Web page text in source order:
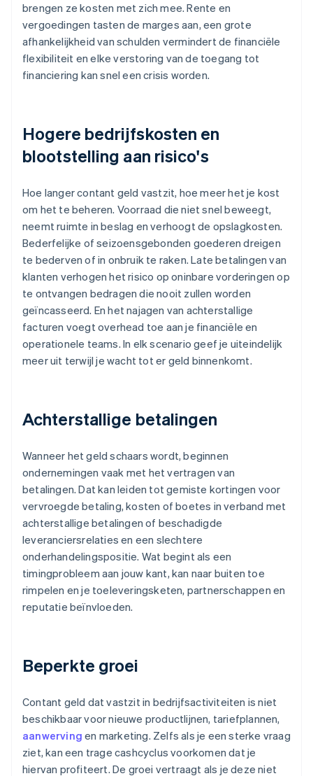
brengen ze kosten met zich mee. Rente en
vergoedingen tasten de marges aan, een grote
afhankelijkheid van schulden vermindert de financiële
flexibiliteit en elke verstoring van de toegang tot
financiering kan snel een crisis worden.
Hogere bedrijfskosten en
blootstelling aan risico's
Hoe langer contant geld vastzit, hoe meer het je kost
om het te beheren. Voorraad die niet snel beweegt,
neemt ruimte in beslag en verhoogt de opslagkosten.
Bederfelijke of seizoensgebonden goederen dreigen
te bederven of in onbruik te raken. Late betalingen van
klanten verhogen het risico op oninbare vorderingen op
te ontvangen bedragen die nooit zullen worden
geïncasseerd. En het najagen van achterstallige
facturen voegt overhead toe aan je financiële en
operationele teams. In elk scenario geef je uiteindelijk
meer uit terwijl je wacht tot er geld binnenkomt.
Achterstallige betalingen
Wanneer het geld schaars wordt, beginnen
ondernemingen vaak met het vertragen van
betalingen. Dat kan leiden tot gemiste kortingen voor
vervroegde betaling, kosten of boetes in verband met
achterstallige betalingen of beschadigde
leveranciersrelaties en een slechtere
onderhandelingspositie. Wat begint als een
timingprobleem aan jouw kant, kan naar buiten toe
rimpelen en je toeleveringsketen, partnerschappen en
reputatie beïnvloeden.
Beperkte groei
Contant geld dat vastzit in bedrijfsactiviteiten is niet
beschikbaar voor nieuwe productlijnen, tariefplannen,
aanwerving en marketing. Zelfs als je een sterke vraag
ziet, kan een trage cashcyclus voorkomen dat je
hiervan profiteert. De groei vertraagt als je deze niet